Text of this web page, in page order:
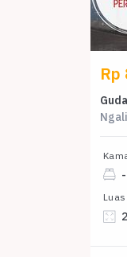
-
Luas